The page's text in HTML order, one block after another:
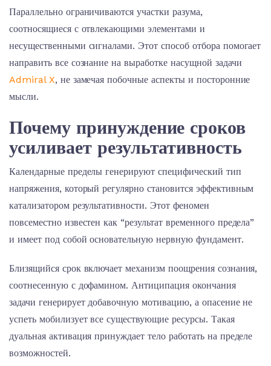
Параллельно ограничиваются участки разума,
соотносящиеся с отвлекающими элементами и
несущественными сигналами. Этот способ отбора помогает
направить все сознание на выработке насущной задачи
Admiral X, не замечая побочные аспекты и посторонние
мысли.
Почему принуждение сроков
усиливает результативность
Календарные пределы генерируют специфический тип
напряжения, который регулярно становится эффективным
катализатором результативности. Этот феномен
повсеместно известен как “результат временного предела”
и имеет под собой основательную нервную фундамент.
Близящийся срок включает механизм поощрения сознания,
соотнесенную с дофамином. Антиципация окончания
задачи генерирует добавочную мотивацию, а опасение не
успеть мобилизует все существующие ресурсы. Такая
дуальная активация принуждает тело работать на пределе
возможностей.